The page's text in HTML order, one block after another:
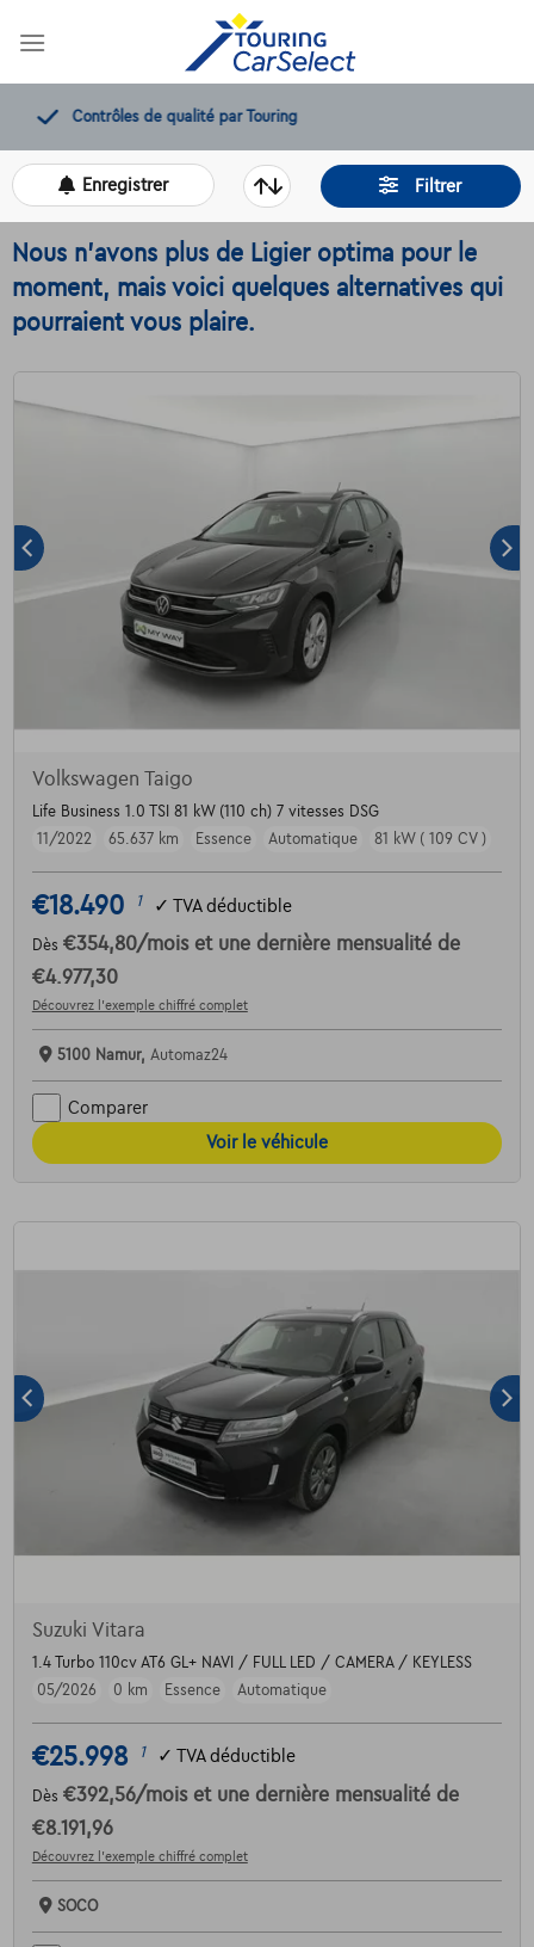
12 mois de dépannage offerts
Filtrer
Enregistrer
Nous n'avons plus de Ligier optima pour le
moment, mais voici quelques alternatives qui
pourraient vous plaire.
Volkswagen Taigo
Life Business 1.0 TSI 81 kW (110 ch) 7 vitesses DSG
11/2022
65.637 km Essence Automatique 81 kW ( 109 CV )
€18.490 1 ✓ TVA déductible
Dès €354,80/mois et une dernière mensualité de
€4.977,30
Découvrez l’exemple chiffré complet
5100 Namur, Automaz24
Comparer
Voir le véhicule
Suzuki Vitara
1.4 Turbo 110cv AT6 GL+ NAVI / FULL LED / CAMERA / KEYLESS
05/2026
0 km Essence Automatique
€25.998 1 ✓ TVA déductible
Dès €392,56/mois et une dernière mensualité de
€8.191,96
Découvrez l’exemple chiffré complet
SOCO